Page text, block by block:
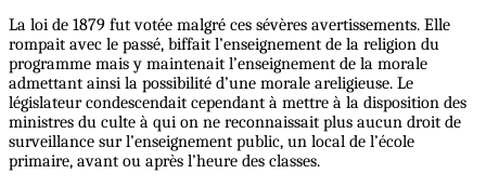
La loi de 1879 fut votée malgré ces sévères avertissements. Elle
rompait avec le passé, biffait l’enseignement de la religion du
programme mais y maintenait l’enseignement de la morale
admettant ainsi la possibilité d’une morale areligieuse. Le
législateur condescendait cependant à mettre à la disposition des
ministres du culte à qui on ne reconnaissait plus aucun droit de
surveillance sur l’enseignement public, un local de l’école
primaire, avant ou après l’heure des classes.